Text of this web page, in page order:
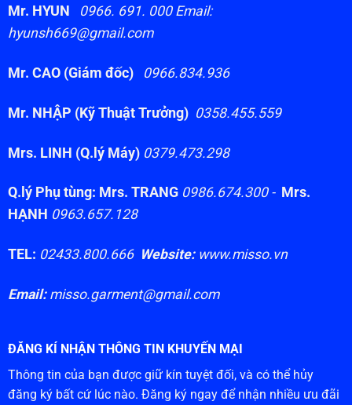
Mr. HYUN
0966. 691. 000 Email:
hyunsh669@gmail.com
Mr. CAO (Giám đốc) 0966.834.936
Mr. NHẬP (Kỹ Thuật Trưởng) 0358.455.559
Mrs. LINH (Q.lý Máy) 0379.473.298
Q.lý Phụ tùng: Mrs. TRANG 0986.674.300 - Mrs.
HẠNH 0963.657.128
TEL: 02433.800.666 Website:www.misso.vn
Email:misso.garment@gmail.com
ĐĂNG KÍ NHẬN THÔNG TIN KHUYẾN MẠI
Thông tin của bạn được giữ kín tuyệt đối, và có thể hủy
đăng ký bất cứ lúc nào. Đăng ký ngay để nhận nhiều ưu đãi